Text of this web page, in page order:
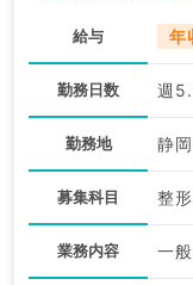
給与 年
勤務日数 週
勤務地 静
募集科目 整
業務内容 一